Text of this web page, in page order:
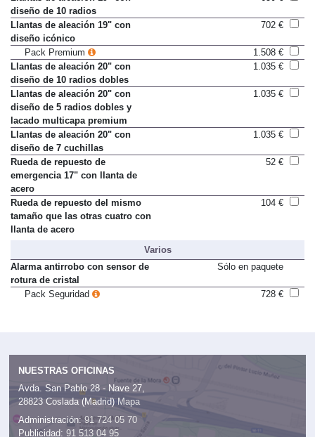
Llantas de aleación 19" con
diseño de 10 radios
Llantas de aleación 19" con
diseño icónico
Pack Premium
1.508 €
Llantas de aleación 20" con
diseño de 10 radios dobles
Llantas de aleación 20" con
diseño de 5 radios dobles y
lacado multicapa premium
Llantas de aleación 20" con
diseño de 7 cuchillas
Rueda de repuesto de
emergencia 17" con llanta de
acero
Rueda de repuesto del mismo
tamaño que las otras cuatro con
Varios
Alarma antirrobo con sensor de
rotura de cristal
NUESTRAS OFICINAS
Avda. San Pablo 28 - Nave 27,
28823 Coslada (Madrid)
Mapa
Administración:91 724 05 70